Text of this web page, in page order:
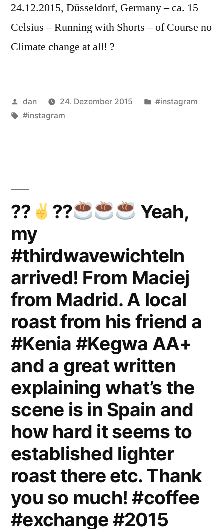
24.12.2015, Düsseldorf, Germany – ca. 15
Celsius – Running with Shorts – of Course no
Climate change at all! ?
Veröffentlicht
von
dan 24. Dezember 2015
Veröffentlicht
#instagram
Schlagwörter:
#instagram
?? ??
Yeah,
my
#thirdwavewichteln
arrived! From Maciej
from Madrid. A local
roast from his friend a
#Kenia #Kegwa AA+
and a great written
explaining what’s the
scene is in Spain and
how hard it seems to
established lighter
roast there etc. Thank
you so much! #coffee
#exchange #2015